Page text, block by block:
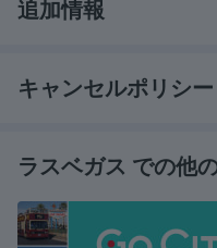
追加情報
キャンセルポリシー
ラスベガス での他